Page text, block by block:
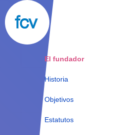
El fundador
Historia
Objetivos
Estatutos